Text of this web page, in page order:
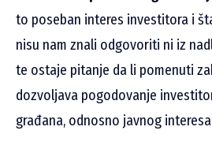
to poseban interes investitora i
nisu nam znali odgovoriti ni iz
te ostaje pitanje da li pomenuti
dozvoljava pogodovanje
građana, odnosno javnog